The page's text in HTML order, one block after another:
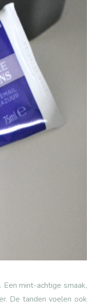
mint-achtige smaak,
De tanden voelen ook